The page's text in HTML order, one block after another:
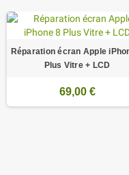
Réparation écran Apple
Plus Vitre + LCD
69,00 €